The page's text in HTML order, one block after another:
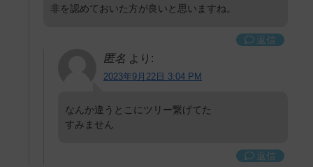
非を認めておいた方が良いと思いますね。
返信
匿名 より:
2023年9月22日 3:04 PM
なんか違うとこにツリー繋げてた
すみません
返信